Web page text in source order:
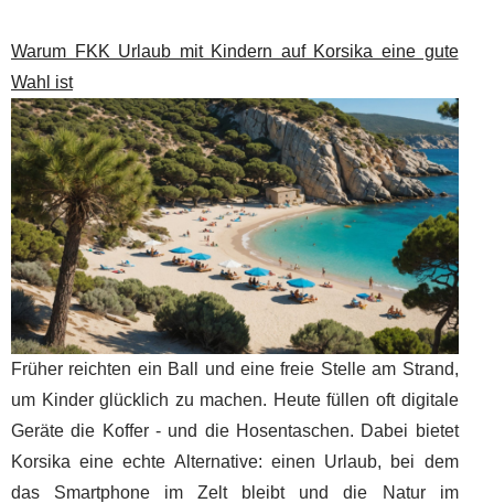
Warum FKK Urlaub mit Kindern auf Korsika eine gute
Wahl ist
Früher reichten ein Ball und eine freie Stelle am Strand,
um Kinder glücklich zu machen. Heute füllen oft digitale
Geräte die Koffer - und die Hosentaschen. Dabei bietet
Korsika eine echte Alternative: einen Urlaub, bei dem
das Smartphone im Zelt bleibt und die Natur im